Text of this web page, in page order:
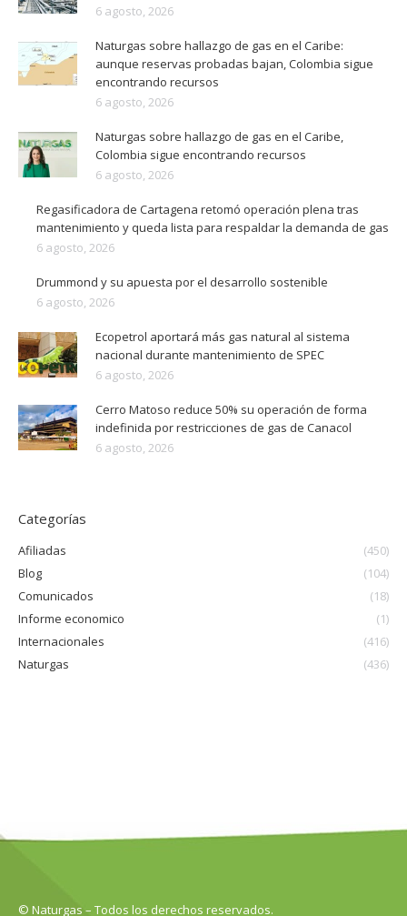
6 agosto, 2026
Naturgas sobre hallazgo de gas en el Caribe:
aunque reservas probadas bajan, Colombia sigue
encontrando recursos
6 agosto, 2026
Naturgas sobre hallazgo de gas en el Caribe,
Colombia sigue encontrando recursos
6 agosto, 2026
Regasificadora de Cartagena retomó operación plena tras
mantenimiento y queda lista para respaldar la demanda de gas
6 agosto, 2026
Drummond y su apuesta por el desarrollo sostenible
6 agosto, 2026
Ecopetrol aportará más gas natural al sistema
nacional durante mantenimiento de SPEC
6 agosto, 2026
Cerro Matoso reduce 50% su operación de forma
indefinida por restricciones de gas de Canacol
6 agosto, 2026
Categorías
Afiliadas
(450)
Blog
(104)
Comunicados
(18)
Informe economico
(1)
Internacionales
(416)
Naturgas
(436)
© Naturgas – Todos los derechos reservados.